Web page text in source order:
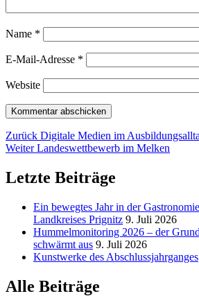
Name *
E-Mail-Adresse *
Website
Beitragsnavigation
Zurück Vorheriger
Beitrag:
Digitale Medien im
Weiter Nächster
Landeswettbewerb im Melken
Letzte Beiträge
Ein bewegtes Jahr in der
Landkreises Prignitz 9. Juli 2026
Hummelmonitoring 2026 – der
schwärmt aus 9. Juli 2026
Kunstwerke des Abschlussjahrganges
Alle Beiträge